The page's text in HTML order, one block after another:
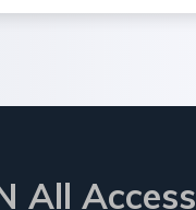
All Access